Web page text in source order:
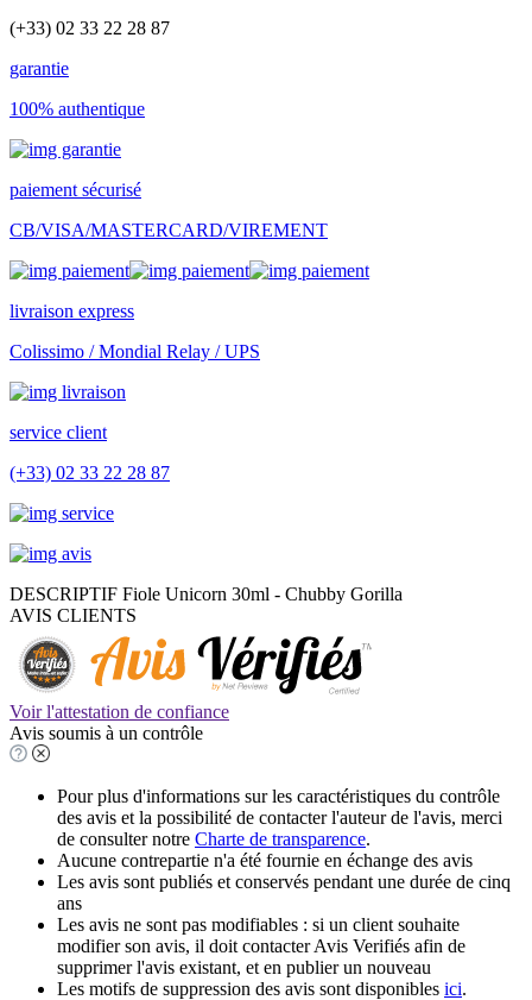
(+33) 02 33 22 28 87
garantie
100% authentique
paiement sécurisé
CB/VISA/MASTERCARD/VIREMENT
livraison express
Colissimo / Mondial Relay / UPS
service client
(+33) 02 33 22 28 87
DESCRIPTIF Fiole Unicorn 30ml - Chubby Gorilla
AVIS CLIENTS
Voir l'attestation de confiance
Avis soumis à un contrôle
Pour plus d'informations sur les caractéristiques du contrôle
des avis et la possibilité de contacter l'auteur de l'avis, merci
de consulter notre Charte de transparence.
Aucune contrepartie n'a été fournie en échange des avis
Les avis sont publiés et conservés pendant une durée de cinq
ans
Les avis ne sont pas modifiables : si un client souhaite
modifier son avis, il doit contacter Avis Verifiés afin de
supprimer l'avis existant, et en publier un nouveau
Les motifs de suppression des avis sont disponibles ici.